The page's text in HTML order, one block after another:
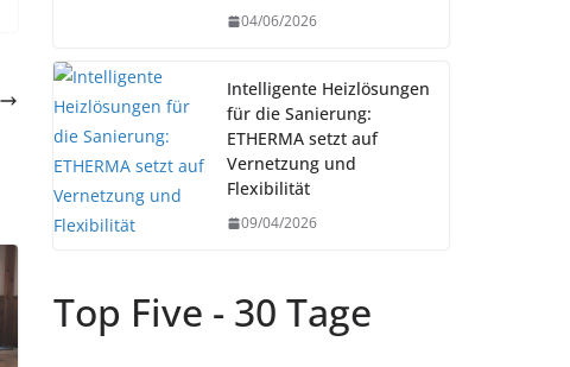
04/06/2026
Intelligente Heizlösungen
für die Sanierung:
ETHERMA setzt auf
Vernetzung und
Flexibilität
09/04/2026
Top Five - 30 Tage